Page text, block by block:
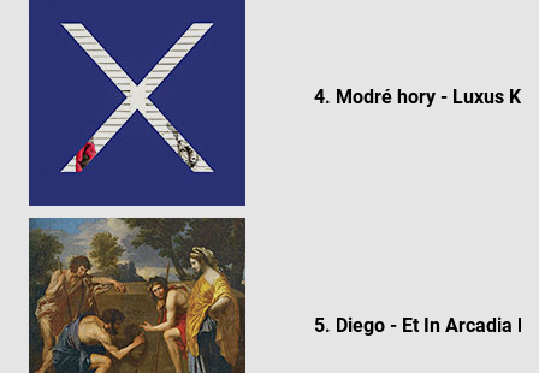
4. Modré hory - Luxus
5. Diego - Et In Arcadia